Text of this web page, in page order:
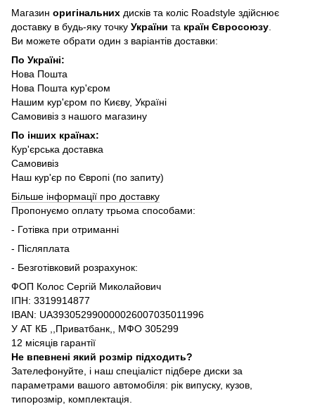
Магазин оригінальних дисків та коліс Roadstyle здійснює
доставку в будь-яку точку України та країн Євросоюзу
Ви можете обрати один з варіантів доставки:
По Україні:
Нова Пошта
Нова Пошта кур'єром
Нашим кур'єром по Києву, Україні
Самовивіз з нашого магазину
По інших країнах:
Кур'єрська доставка
Самовивіз
Наш кур'єр по Європі (по запиту)
Більше інформації про доставку
Пропонуємо оплату трьома способами:
- Готівка при отриманні
- Післяплата
- Безготівковий розрахунок:
ФОП Колос Сергій Миколайович
ІПН: 3319914877
IBAN: UA393052990000026007035011996
У АТ КБ ,,Приватбанк,, МФО 305299
12 місяців гарантії
Не впевнені який розмір підходить?
Зателефонуйте, і наш спеціаліст підбере диски за
параметрами вашого автомобіля: рік випуску, кузов,
типорозмір, комплектація.